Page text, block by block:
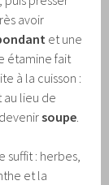
avoir
et une
étamine fait
à la cuisson :
au lieu de
soupe
suffit : herbes,
et la